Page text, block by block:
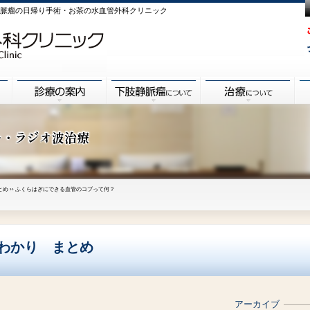
の日帰り手術・お茶の水血管外科クリニック
ラジオ波治療
め ›› ふくらはぎにできる血管のコブって何？
かり まとめ
アーカイブ